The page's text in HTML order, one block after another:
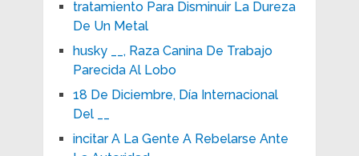
tratamiento Para Disminuir La Dureza
De Un Metal
husky __, Raza Canina De Trabajo
Parecida Al Lobo
18 De Diciembre, Día Internacional
Del __
incitar A La Gente A Rebelarse Ante